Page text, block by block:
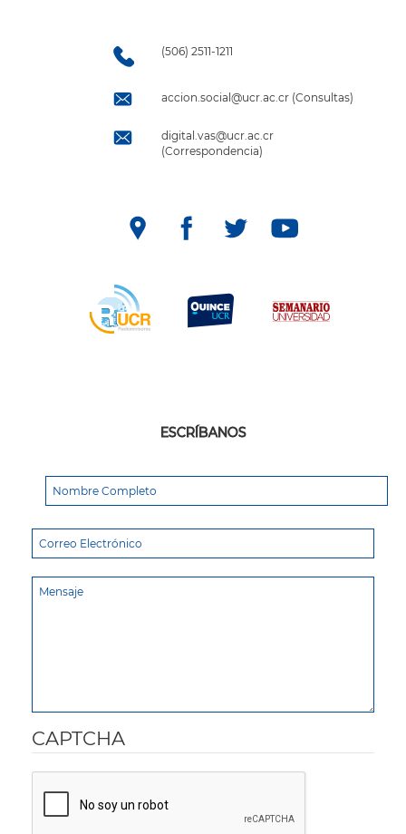
(506) 2511-1211
accion.social@ucr.ac.cr (Consultas)
digital.vas@ucr.ac.cr
(Correspondencia)
ESCRÍBANOS
CAPTCHA